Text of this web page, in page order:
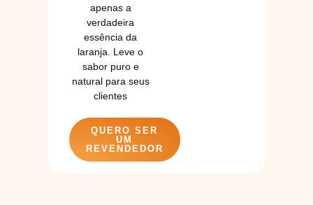
apenas a
verdadeira
essência da
laranja. Leve o
sabor puro e
natural para seus
clientes
QUERO SER
UM
REVENDEDOR